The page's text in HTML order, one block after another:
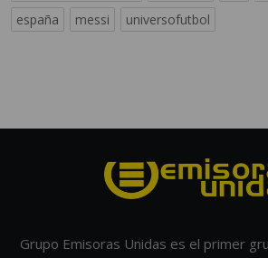
españa
messi universofutbol
Grupo Emisoras Unidas es el primer